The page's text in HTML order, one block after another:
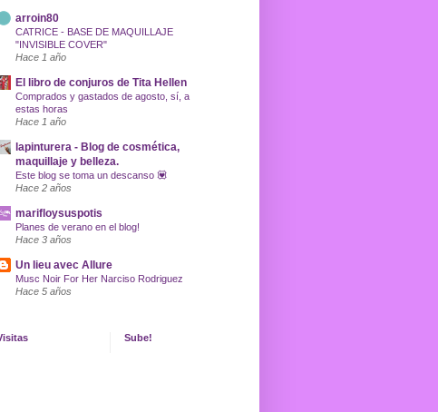
arroin80
CATRICE - BASE DE MAQUILLAJE
"INVISIBLE COVER"
Hace 1 año
El libro de conjuros de Tita Hellen
Comprados y gastados de agosto, sí, a
estas horas
Hace 1 año
lapinturera - Blog de cosmética,
maquillaje y belleza.
Este blog se toma un descanso 💟
Hace 2 años
marifloysuspotis
Planes de verano en el blog!
Hace 3 años
Un lieu avec Allure
Musc Noir For Her Narciso Rodriguez
Hace 5 años
Sube!